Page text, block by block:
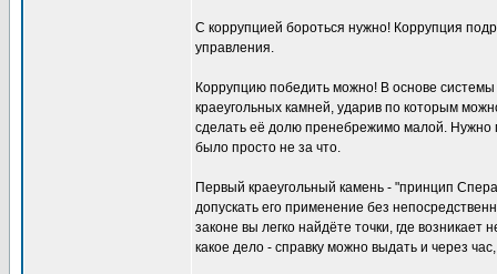
С коррупцией бороться нужно! Коррупция
управления.
Коррупцию победить можно! В основе системы
краеугольных камней, ударив по которым
сделать её долю пренебрежимо малой. Нужно
было просто не за что.
Первый краеугольный камень - "принцип
допускать его применение без
законе вы легко найдёте точки, где
какое дело - справку можно выдать и через